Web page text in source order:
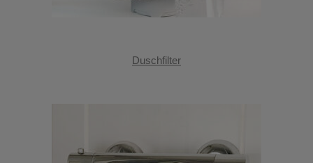
Duschfilter